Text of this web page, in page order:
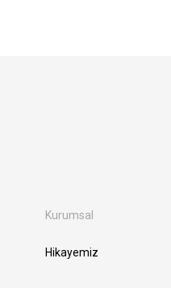
Kurumsal
Hikayemiz